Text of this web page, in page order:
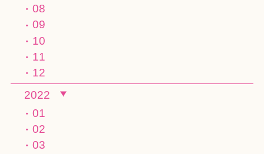
08
09
10
11
12
2022
01
02
03